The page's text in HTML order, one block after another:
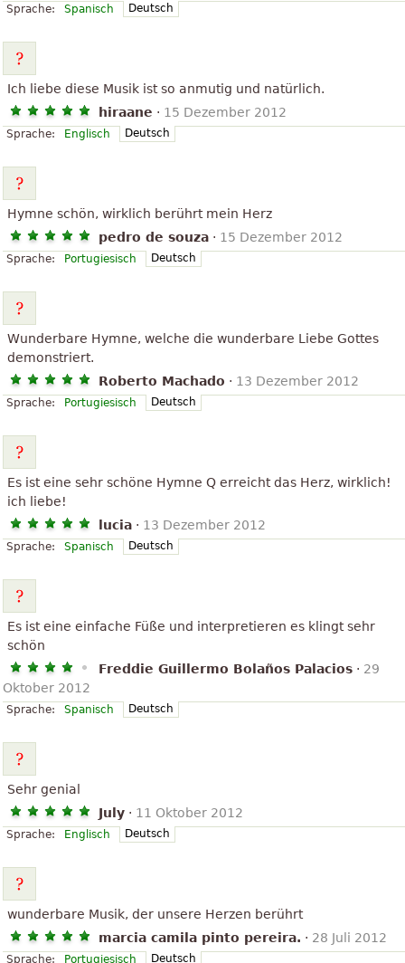
Sprache: Spanisch Deutsch
Ich liebe diese Musik ist so anmutig und natürlich.
hiraane · 15 Dezember 2012
Sprache: Englisch Deutsch
Hymne schön, wirklich berührt mein Herz
pedro de souza · 15 Dezember 2012
Sprache: Portugiesisch Deutsch
Wunderbare Hymne, welche die wunderbare Liebe Gottes
demonstriert.
Roberto Machado · 13 Dezember 2012
Sprache: Portugiesisch Deutsch
Es ist eine sehr schöne Hymne Q erreicht das Herz, wirklich!
ich liebe!
lucia · 13 Dezember 2012
Sprache: Spanisch Deutsch
Es ist eine einfache Füße und interpretieren es klingt sehr
schön
Freddie Guillermo Bolaños Palacios · 29
Oktober 2012
Sprache: Spanisch Deutsch
Sehr genial
July · 11 Oktober 2012
Sprache: Englisch Deutsch
wunderbare Musik, der unsere Herzen berührt
marcia camila pinto pereira. · 28 Juli 2012
Sprache: Portugiesisch Deutsch